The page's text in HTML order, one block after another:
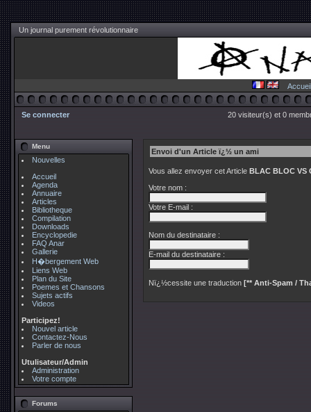
Un journal purement révolutionnaire
Accueil
Se connecter 20 visiteur(s) et 0
Menu
Nouvelles
Accueil
Agenda
Annuaire
Articles
Bibliotheque
Compilation
Downloads
Encyclopedie
FAQ Anar
Gallerie
H�bergement Web
Liens Web
Plan du Site
Poemes et Chansons
Sujets actifs
Videos
Participez!
Nouvel article
Contactez-Nous
Parler de nous
Utulisateur/Admin
Administration
Votre compte
Forums
Envoi d'un Article ï¿½ un ami
Vous allez envoyer cet Article BLAC BLOC VS
Votre nom :
Votre E-mail :
Nom du destinataire :
E-mail du destinataire :
Nï¿½cessite une traduction [** Anti-Spam /